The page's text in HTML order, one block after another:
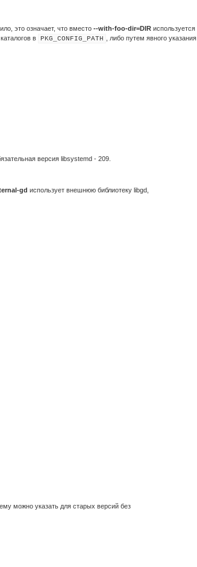
это означает, что вместо --with-foo-dir=DIR используется
в PKG_CONFIG_PATH
, либо путем явного указания
версия libsystemd - 209.
gd использует внешнюю библиотеку libgd,
можно указать для старых версий без